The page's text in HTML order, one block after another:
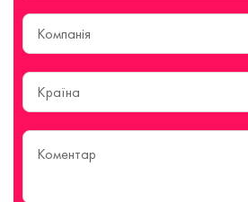
Країна